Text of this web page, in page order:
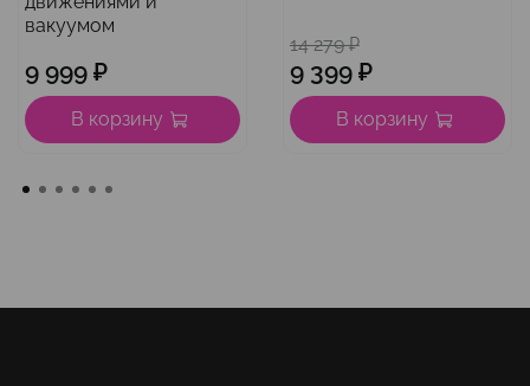
вакуумом
9 999 ₽
В корзину
14 279 ₽
9 399 ₽
В корзину